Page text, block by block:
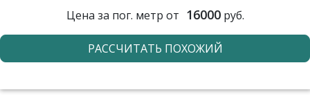
Цена за пог. метр от 16000руб.
РАССЧИТАТЬ ПОХОЖИЙ